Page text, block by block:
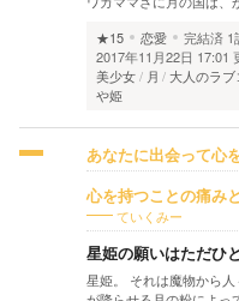
★15
恋愛 完結済 1
2017年11月22日 17:01
美少女
月 大人のラブ
や姫
あなたに出会って心
心を持つことの痛み
ていくみー
星姫の願いはただひ
星姫。 それは魔物から